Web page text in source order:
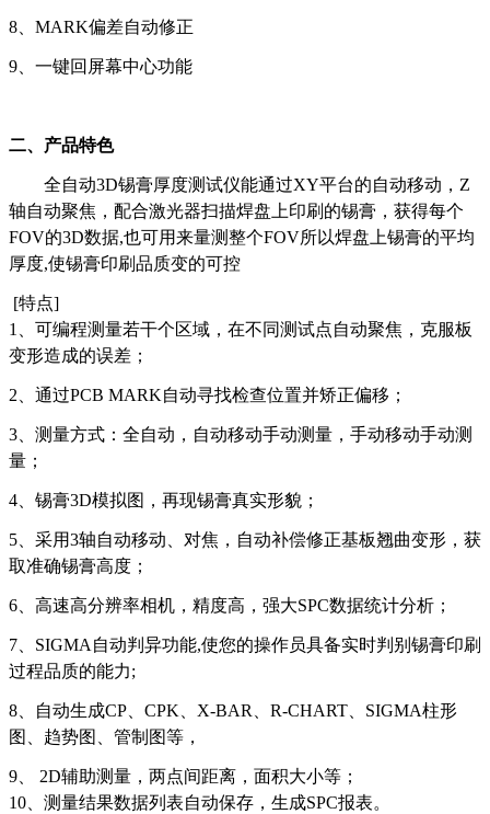
8、MARK偏差自动修正
9、一键回屏幕中心功能
二、产品特色
全自动3D锡膏厚度测试仪能通过XY平台的自动移动，Z
轴自动聚焦，配合激光器扫描焊盘上印刷的锡膏，获得每个
FOV的3D数据,也可用来量测整个FOV所以焊盘上锡膏的平均
厚度,使锡膏印刷品质变的可控
[特点]
1、可编程测量若干个区域，在不同测试点自动聚焦，克服板
变形造成的误差；
2、通过PCB MARK自动寻找检查位置并矫正偏移；
3、测量方式：全自动，自动移动手动测量，手动移动手动测
量；
4、锡膏3D模拟图，再现锡膏真实形貌；
5、采用3轴自动移动、对焦，自动补偿修正基板翘曲变形，获
取准确锡膏高度；
6、高速高分辨率相机，精度高，强大SPC数据统计分析；
7、SIGMA自动判异功能,使您的操作员具备实时判别锡膏印刷
过程品质的能力;
8、自动生成CP、CPK、X-BAR、R-CHART、SIGMA柱形
图、趋势图、管制图等，
9、 2D辅助测量，两点间距离，面积大小等；
10、测量结果数据列表自动保存，生成SPC报表。